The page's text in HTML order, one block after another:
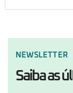
NEWSLETTER
Saiba as